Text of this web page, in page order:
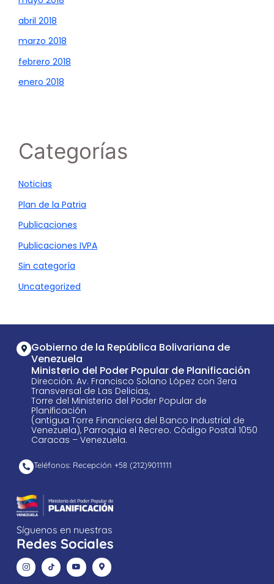
abril 2018
marzo 2018
febrero 2018
enero 2018
Categorías
Noticias
Plan de la Patria
Publicaciones
Publicaciones IVPA
Sin categoría
Uncategorized
Gobierno de la República Bolivariana de
Venezuela
Ministerio del Poder Popular de Planificación
Dirección: Av. Francisco Solano López con 3era
Transversal de Las Delicias,
Torre del Ministerio del Poder Popular de
Planificación
(antigua Torre Financiera del Banco Industrial de
Venezuela), Parroquia el Recreo. Código Postal 1050
Caracas – Venezuela.
Teléfonos: Recepción +58 ​(212)9011111
Síguenos en nuestras
Redes Sociales